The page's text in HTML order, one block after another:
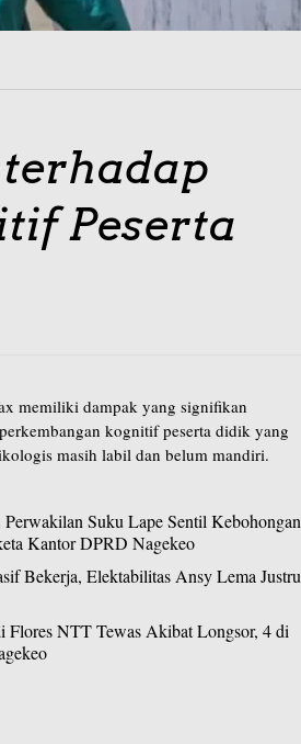
Peserta
memiliki dampak yang signifikan
kognitif peserta didik yang
masih labil dan belum mandiri.
Suku Lape Sentil Kebohongan
Kantor DPRD Nagekeo
Bekerja, Elektabilitas Ansy Lema Justru
Flores NTT Tewas Akibat Longsor, 4 di